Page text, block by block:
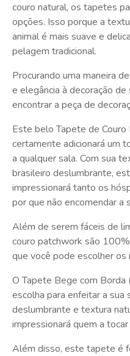
couro natural, os tapetes
opções. Isso porque a
animal é mais suave e
pelagem tradicional.
Procurando uma maneira
e elegância à decoração de
encontrar a peça de
Este belo Tapete de
certamente adicionará um
a qualquer sala. Com sua
brasileiro deslumbrante,
impressionará tanto os
por que não encomendar a
Além de serem fáceis de
couro patchwork são
que você pode escolher os
O Tapete Bege com
escolha para enfeitar a sua
deslumbrante e textura
impressionará quem a
Além disso, este tapete é